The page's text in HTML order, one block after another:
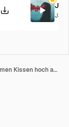
Jazz
Kameraschwenk über ein mit vielen bequemen Kissen hoch aufgetürmtes Hotelbett in einer Suite.